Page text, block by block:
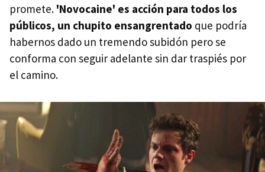
promete. 'Novocaine' es acción para todos los
públicos, un chupito ensangrentado que podría
habernos dado un tremendo subidón pero se
conforma con seguir adelante sin dar traspiés por
el camino.